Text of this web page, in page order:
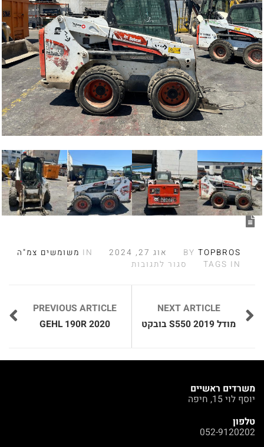
BY TOPBROS אוג 27, 2024 IN משומשים צמ"ה
TAGS IN
סגור לתגובות
PREVIOUS ARTICLE
GEHL 190R 2020
NEXT ARTICLE
מודל 2019 S550 בובקט
משרדים ראשיים
יוסף לוי 15, חיפה
טלפון
052-9120202